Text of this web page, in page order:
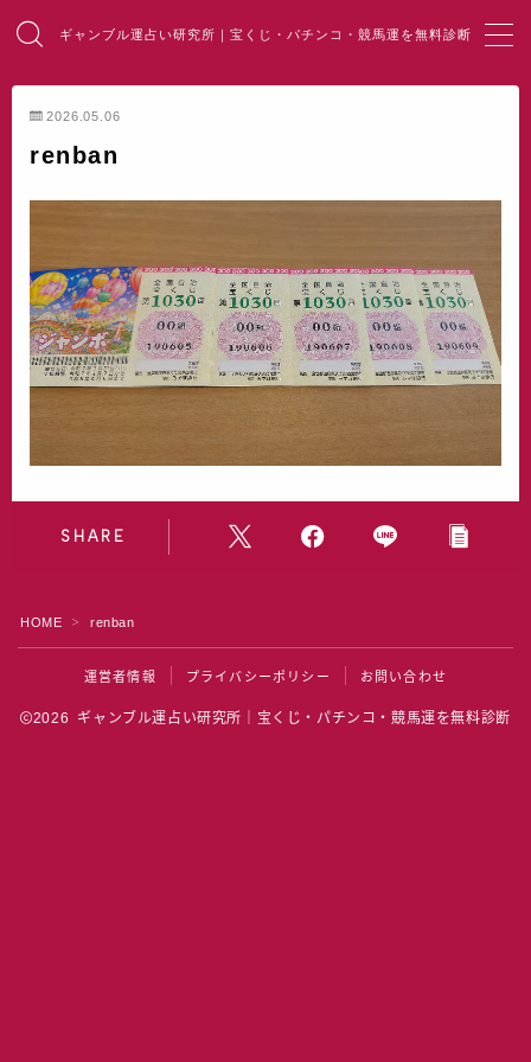
ギャンブル運占い研究所｜宝くじ・パチンコ・競馬運を無料診断
MENU
HOME
宝くじ占い
パチンコ占い
水晶院
2026.05.06
renban
SHARE
HOME ＞ renban
運営者情報 プライバシーポリシー お問い合わせ
2026 ギャンブル運占い研究所｜宝くじ・パチンコ・競馬運を無料診断